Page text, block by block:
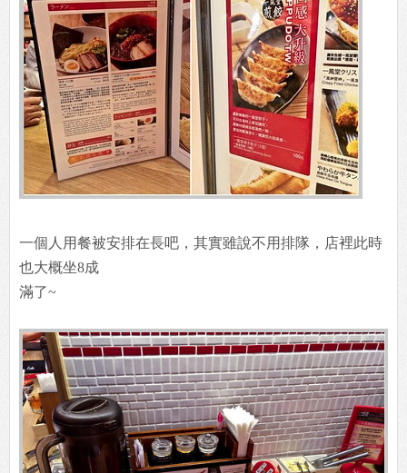
一個人用餐被安排在長吧，其實雖說不用排隊，店裡此時
也大概坐8成
滿了~